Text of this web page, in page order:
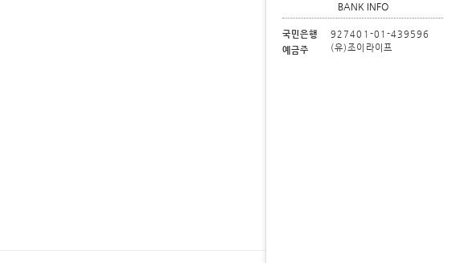
BANK INFO
국민은행
927401-01-439596
예금주
(유)조이라이프